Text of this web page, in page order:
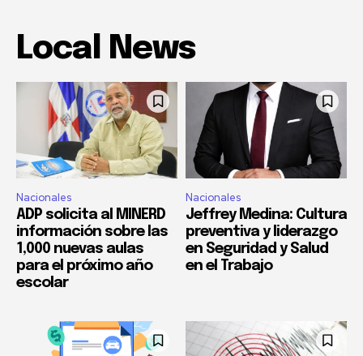
Local News
Nacionales
ADP solicita al MINERD
información sobre las
1,000 nuevas aulas
para el próximo año
escolar
Nacionales
Jeffrey Medina: Cultura
preventiva y liderazgo
en Seguridad y Salud
en el Trabajo